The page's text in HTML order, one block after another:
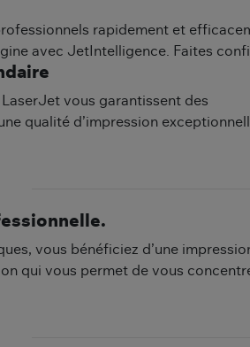
rapidement et
avec JetIntelligence. Faites
vous garantissent des
qualité d’impression
vous bénéficiez d’une
qui vous permet de vous